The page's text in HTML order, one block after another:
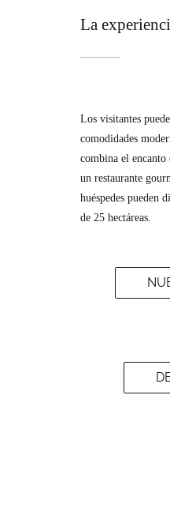
La
Los visitantes
comodidades
combina el
un restaurante
huéspedes pueden
de 25 hectáreas.